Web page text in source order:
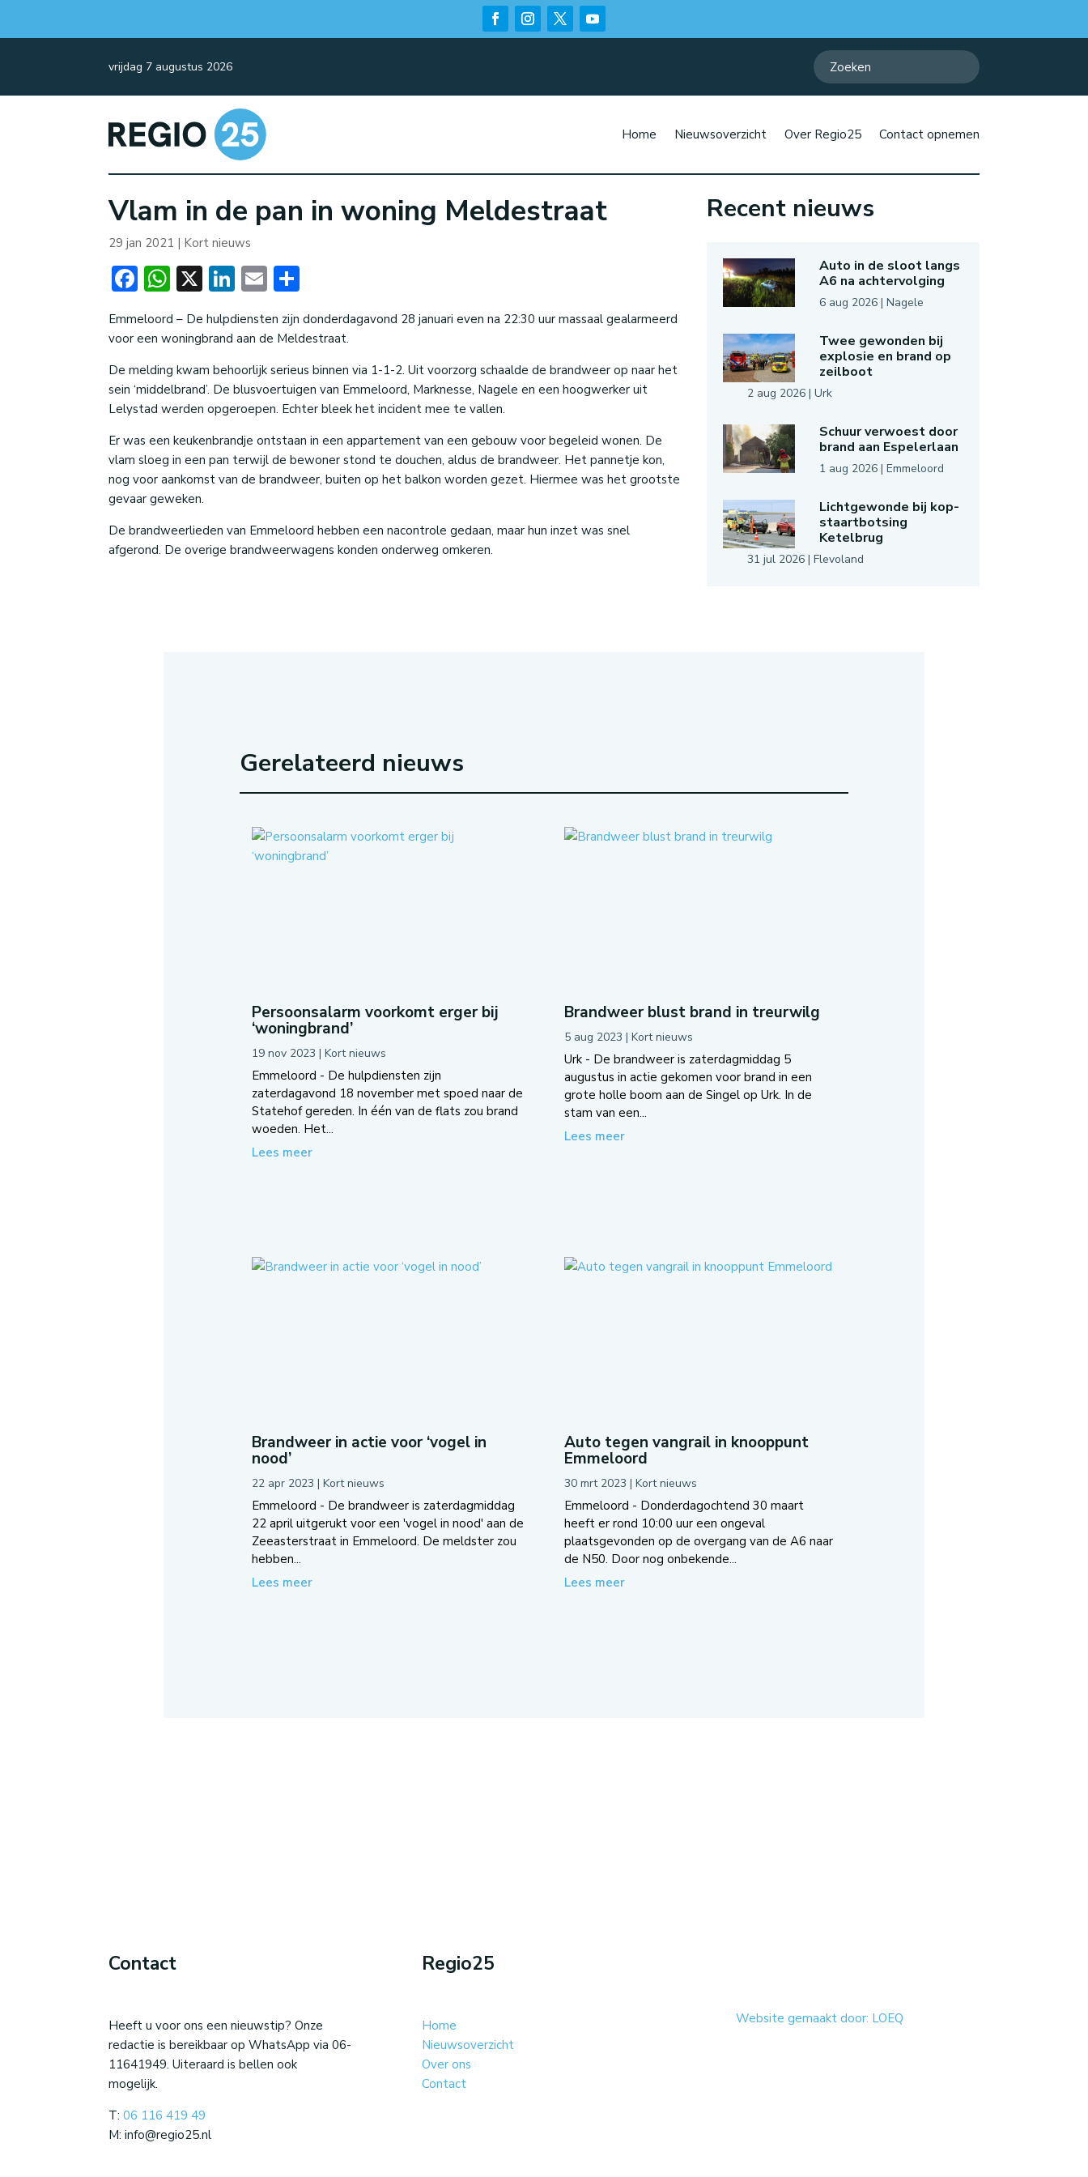
vrijdag 7 augustus 2026
Home Nieuwsoverzicht Over Regio25 Contact opnemen
Vlam in de pan in woning Meldestraat
29 jan 2021 | Kort nieuws
Facebook
WhatsApp
X LinkedIn
Email
Emmeloord – De hulpdiensten zijn donderdagavond 28 januari even na 22:30 uur massaal gealarmeerd
voor een woningbrand aan de Meldestraat.
De melding kwam behoorlijk serieus binnen via 1-1-2. Uit voorzorg schaalde de brandweer op naar het
sein ‘middelbrand’. De blusvoertuigen van Emmeloord, Marknesse, Nagele en een hoogwerker uit
Lelystad werden opgeroepen. Echter bleek het incident mee te vallen.
Er was een keukenbrandje ontstaan in een appartement van een gebouw voor begeleid wonen. De
vlam sloeg in een pan terwijl de bewoner stond te douchen, aldus de brandweer. Het pannetje kon,
nog voor aankomst van de brandweer, buiten op het balkon worden gezet. Hiermee was het grootste
gevaar geweken.
De brandweerlieden van Emmeloord hebben een nacontrole gedaan, maar hun inzet was snel
afgerond. De overige brandweerwagens konden onderweg omkeren.
Recent nieuws
Auto in de sloot langs
A6 na achtervolging
6 aug 2026| Nagele
Twee gewonden bij
explosie en brand op
zeilboot
2 aug 2026| Urk
Schuur verwoest door
brand aan Espelerlaan
1 aug 2026| Emmeloord
Lichtgewonde bij kop-
staartbotsing
Ketelbrug
31 jul 2026| Flevoland
Gerelateerd nieuws
Persoonsalarm voorkomt erger bij
‘woningbrand’
19 nov 2023 | Kort nieuws
Emmeloord - De hulpdiensten zijn
zaterdagavond 18 november met spoed naar de
Statehof gereden. In één van de flats zou brand
woeden. Het...
Lees meer
Brandweer blust brand in treurwilg
5 aug 2023 | Kort nieuws
Urk - De brandweer is zaterdagmiddag 5
augustus in actie gekomen voor brand in een
grote holle boom aan de Singel op Urk. In de
stam van een...
Lees meer
Brandweer in actie voor ‘vogel in
nood’
22 apr 2023 | Kort nieuws
Emmeloord - De brandweer is zaterdagmiddag
22 april uitgerukt voor een 'vogel in nood' aan de
Zeeasterstraat in Emmeloord. De meldster zou
hebben...
Lees meer
Auto tegen vangrail in knooppunt
Emmeloord
30 mrt 2023 | Kort nieuws
Emmeloord - Donderdagochtend 30 maart
heeft er rond 10:00 uur een ongeval
plaatsgevonden op de overgang van de A6 naar
de N50. Door nog onbekende...
Lees meer
Contact
Heeft u voor ons een nieuwstip? Onze
redactie is bereikbaar op WhatsApp via 06-
11641949. Uiteraard is bellen ook
mogelijk.
T:06 116 419 49
M: info@regio25.nl
Regio25
Home
Nieuwsoverzicht
Over ons
Contact
Website gemaakt door: LOEQ